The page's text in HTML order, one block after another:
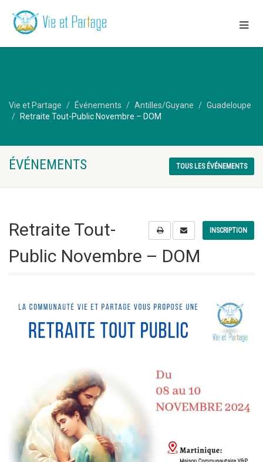
Vie et Partage Événements Antilles/Guyane
Guadeloupe
Retraite Tout-Public Novembre – DOM
ÉVÉNEMENTS TOUS LES ÉVÉNEMENTS
INSCRIPTION
Retraite Tout-
Public Novembre – DOM